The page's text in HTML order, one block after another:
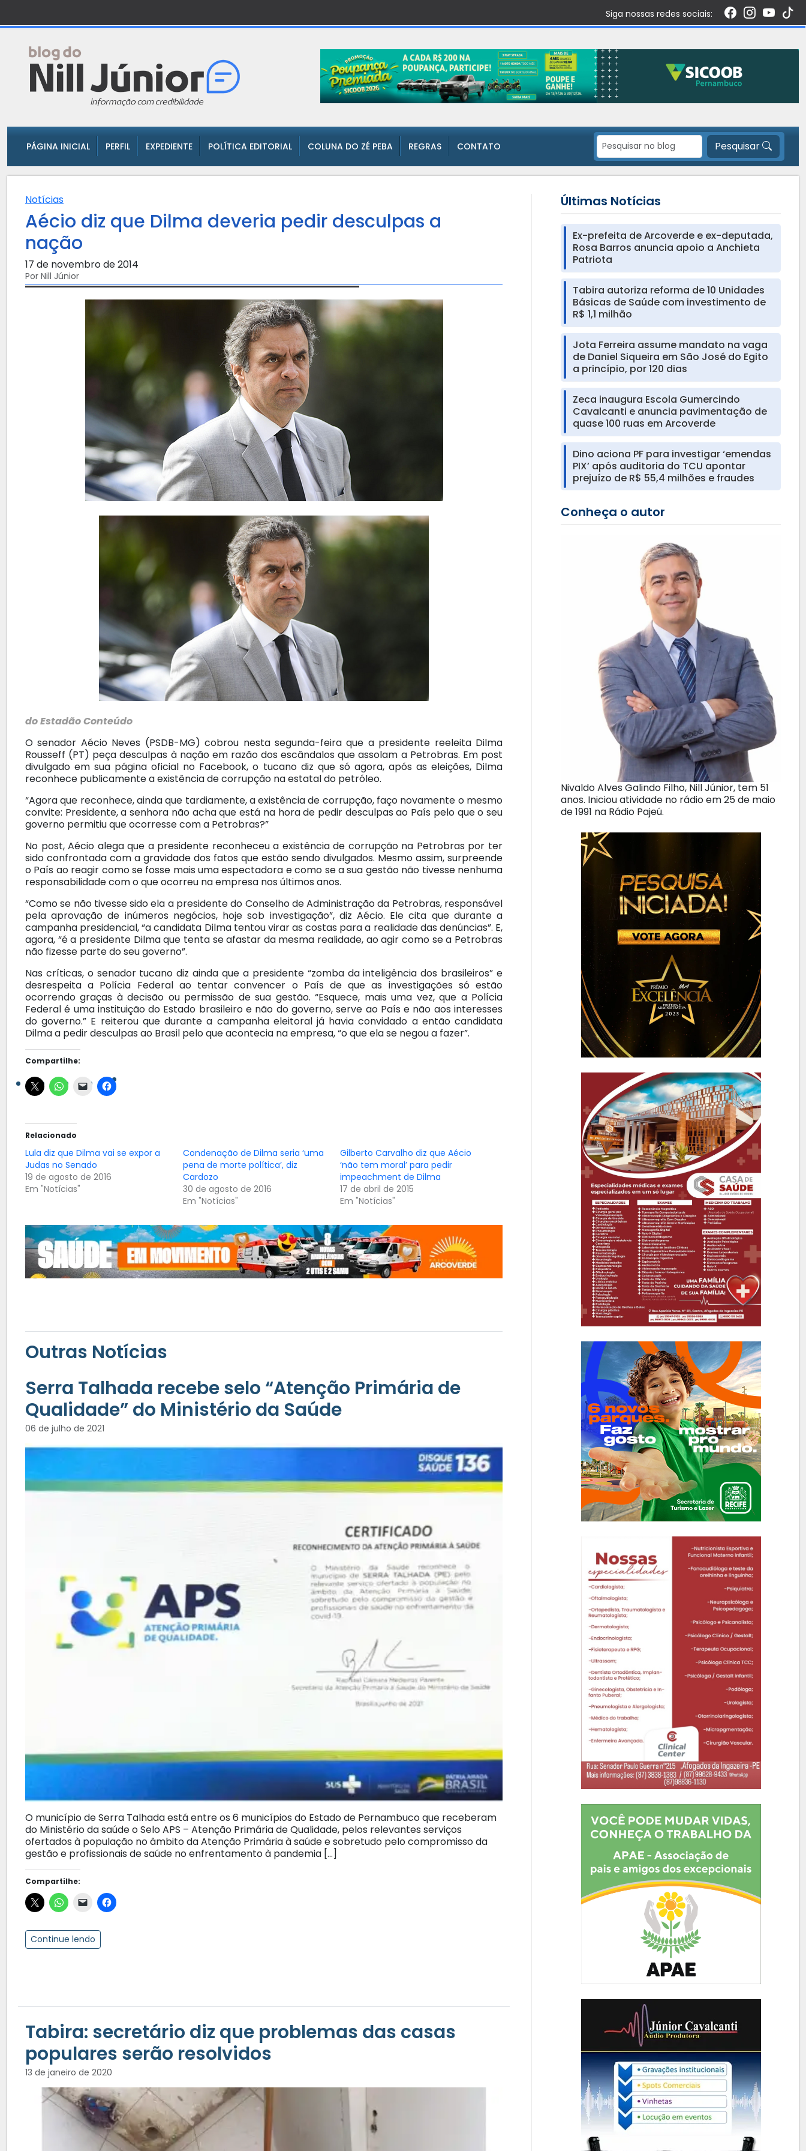
Siga nossas redes sociais:
PÁGINA INICIAL PERFIL EXPEDIENTE POLÍTICA EDITORIAL COLUNA DO ZÉ PEBA REGRAS CONTATO Pesquisar
Notícias
Aécio diz que Dilma deveria pedir desculpas a
nação
17 de novembro de 2014
Por Nill Júnior
do Estadão Conteúdo
O senador Aécio Neves (PSDB-MG) cobrou nesta segunda-feira que a presidente reeleita Dilma
Rousseff (PT) peça desculpas à nação em razão dos escândalos que assolam a Petrobras. Em post
divulgado em sua página oficial no Facebook, o tucano diz que só agora, após as eleições, Dilma
reconhece publicamente a existência de corrupção na estatal do petróleo.
“Agora que reconhece, ainda que tardiamente, a existência de corrupção, faço novamente o mesmo
convite: Presidente, a senhora não acha que está na hora de pedir desculpas ao País pelo que o seu
governo permitiu que ocorresse com a Petrobras?”
No post, Aécio alega que a presidente reconheceu a existência de corrupção na Petrobras por ter
sido confrontada com a gravidade dos fatos que estão sendo divulgados. Mesmo assim, surpreende
o País ao reagir como se fosse mais uma espectadora e como se a sua gestão não tivesse nenhuma
responsabilidade com o que ocorreu na empresa nos últimos anos.
“Como se não tivesse sido ela a presidente do Conselho de Administração da Petrobras, responsável
pela aprovação de inúmeros negócios, hoje sob investigação”, diz Aécio. Ele cita que durante a
campanha presidencial, “a candidata Dilma tentou virar as costas para a realidade das denúncias”. E,
agora, “é a presidente Dilma que tenta se afastar da mesma realidade, ao agir como se a Petrobras
não fizesse parte do seu governo”.
Nas críticas, o senador tucano diz ainda que a presidente “zomba da inteligência dos brasileiros” e
desrespeita a Polícia Federal ao tentar convencer o País de que as investigações só estão
ocorrendo graças à decisão ou permissão de sua gestão. “Esquece, mais uma vez, que a Polícia
Federal é uma instituição do Estado brasileiro e não do governo, serve ao País e não aos interesses
do governo.” E reiterou que durante a campanha eleitoral já havia convidado a então candidata
Dilma a pedir desculpas ao Brasil pelo que acontecia na empresa, “o que ela se negou a fazer”.
Compartilhe:
Relacionado
Lula diz que Dilma vai se expor a
Judas no Senado
19 de agosto de 2016
Em "Notícias"
Condenação de Dilma seria ‘uma
pena de morte política’, diz
Cardozo
30 de agosto de 2016
Em "Notícias"
Gilberto Carvalho diz que Aécio
‘não tem moral’ para pedir
impeachment de Dilma
17 de abril de 2015
Em "Notícias"
Outras Notícias
Serra Talhada recebe selo “Atenção Primária de
Qualidade” do Ministério da Saúde
06 de julho de 2021
O município de Serra Talhada está entre os 6 municípios do Estado de Pernambuco que receberam
do Ministério da saúde o Selo APS – Atenção Primária de Qualidade, pelos relevantes serviços
ofertados à população no âmbito da Atenção Primária à saúde e sobretudo pelo compromisso da
gestão e profissionais de saúde no enfrentamento à pandemia […]
Compartilhe:
Continue lendo
Tabira: secretário diz que problemas das casas
populares serão resolvidos
13 de janeiro de 2020
Últimas Notícias
Ex-prefeita de Arcoverde e ex-deputada,
Rosa Barros anuncia apoio a Anchieta
Patriota
Tabira autoriza reforma de 10 Unidades
Básicas de Saúde com investimento de
R$ 1,1 milhão
Jota Ferreira assume mandato na vaga
de Daniel Siqueira em São José do Egito
a princípio, por 120 dias
Zeca inaugura Escola Gumercindo
Cavalcanti e anuncia pavimentação de
quase 100 ruas em Arcoverde
Dino aciona PF para investigar ‘emendas
PIX’ após auditoria do TCU apontar
prejuízo de R$ 55,4 milhões e fraudes
Conheça o autor
Nivaldo Alves Galindo Filho, Nill Júnior, tem 51
anos. Iniciou atividade no rádio em 25 de maio
de 1991 na Rádio Pajeú.